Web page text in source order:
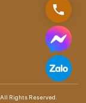
Rights Reserved.
phone